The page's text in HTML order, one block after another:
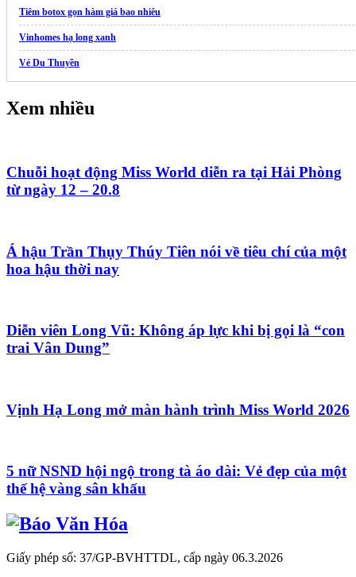
Tiêm botox gọn hàm giá bao nhiêu
Vinhomes hạ long xanh
Vé Du Thuyền
Xem nhiều
Chuỗi hoạt động Miss World diễn ra tại Hải Phòng
từ ngày 12 – 20.8
Á hậu Trần Thụy Thúy Tiên nói về tiêu chí của một
hoa hậu thời nay
Diễn viên Long Vũ: Không áp lực khi bị gọi là “con
trai Vân Dung”
Vịnh Hạ Long mở màn hành trình Miss World 2026
5 nữ NSND hội ngộ trong tà áo dài: Vẻ đẹp của một
thế hệ vàng sân khấu
Giấy phép số: 37/GP-BVHTTDL, cấp ngày 06.3.2026